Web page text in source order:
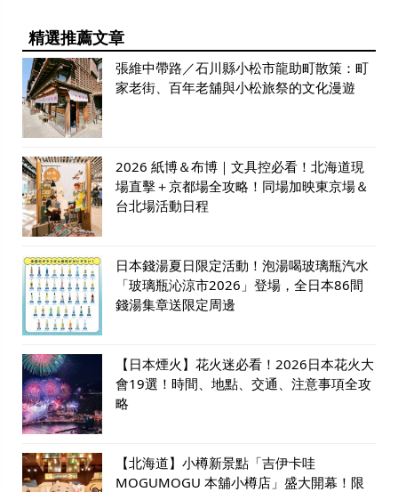
精選推薦文章
張維中帶路／石川縣小松市龍助町散策：町
家老街、百年老舖與小松旅祭的文化漫遊
2026 紙博＆布博｜文具控必看！北海道現
場直擊＋京都場全攻略！同場加映東京場＆
台北場活動日程
日本錢湯夏日限定活動！泡湯喝玻璃瓶汽水
「玻璃瓶沁涼市2026」登場，全日本86間
錢湯集章送限定周邊
【日本煙火】花火迷必看！2026日本花火大
會19選！時間、地點、交通、注意事項全攻
略
【北海道】小樽新景點「吉伊卡哇
MOGUMOGU 本舖小樽店」盛大開幕！限